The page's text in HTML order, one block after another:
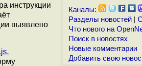
инструкции
выявлено
,
Каналы:
Разделы новостей|
Что нового на
Поиск в новостях
Новые комментарии
Добавить свою